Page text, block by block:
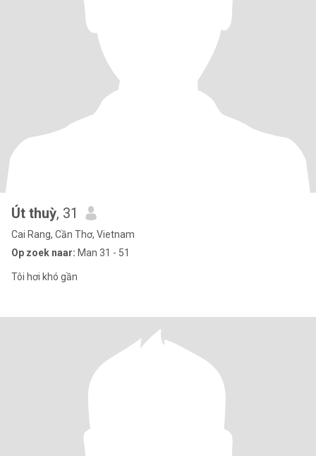
Út thuỳ, 31
Cai Rang, Cần Thơ, Vietnam
Op zoek naar: Man 31 - 51
Tôi hơi khó gần